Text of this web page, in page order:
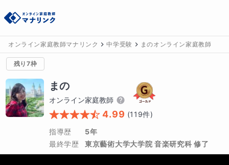
オンライン家庭教師マナリンク 中学受験 まのオンライン家庭教師
残り7枠
まの
オンライン家庭教師
4.99 (119件)
指導歴
5年
最終学歴
東京藝術大学大学院 音楽研究科 修了